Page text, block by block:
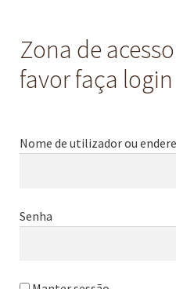
Zona de
favor faça login
Nome de utilizador ou
Senha